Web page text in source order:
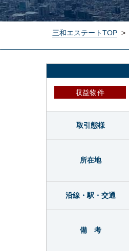
三和エステートTOP >
収益物件
取引態様
所在地
沿線・駅・交通
備 考